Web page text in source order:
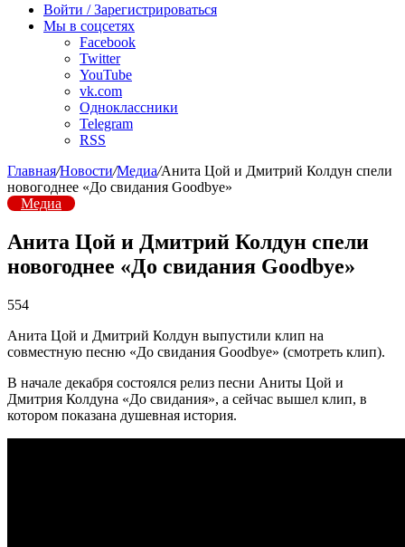
радио
Войти / Зарегистрироваться
Мы в соцсетях
Facebook
Twitter
YouTube
vk.com
Одноклассники
Telegram
RSS
Главная/Новости/Медиа/Анита Цой и Дмитрий Колдун спели
новогоднее «До свидания Goodbye»
Медиа
Анита Цой и Дмитрий Колдун спели
новогоднее «До свидания Goodbye»
554
Анита Цой и Дмитрий Колдун выпустили клип на
совместную песню «До свидания Goodbye» (смотреть клип).
В начале декабря состоялся релиз песни Аниты Цой и
Дмитрия Колдуна «До свидания», а сейчас вышел клип, в
котором показана душевная история.